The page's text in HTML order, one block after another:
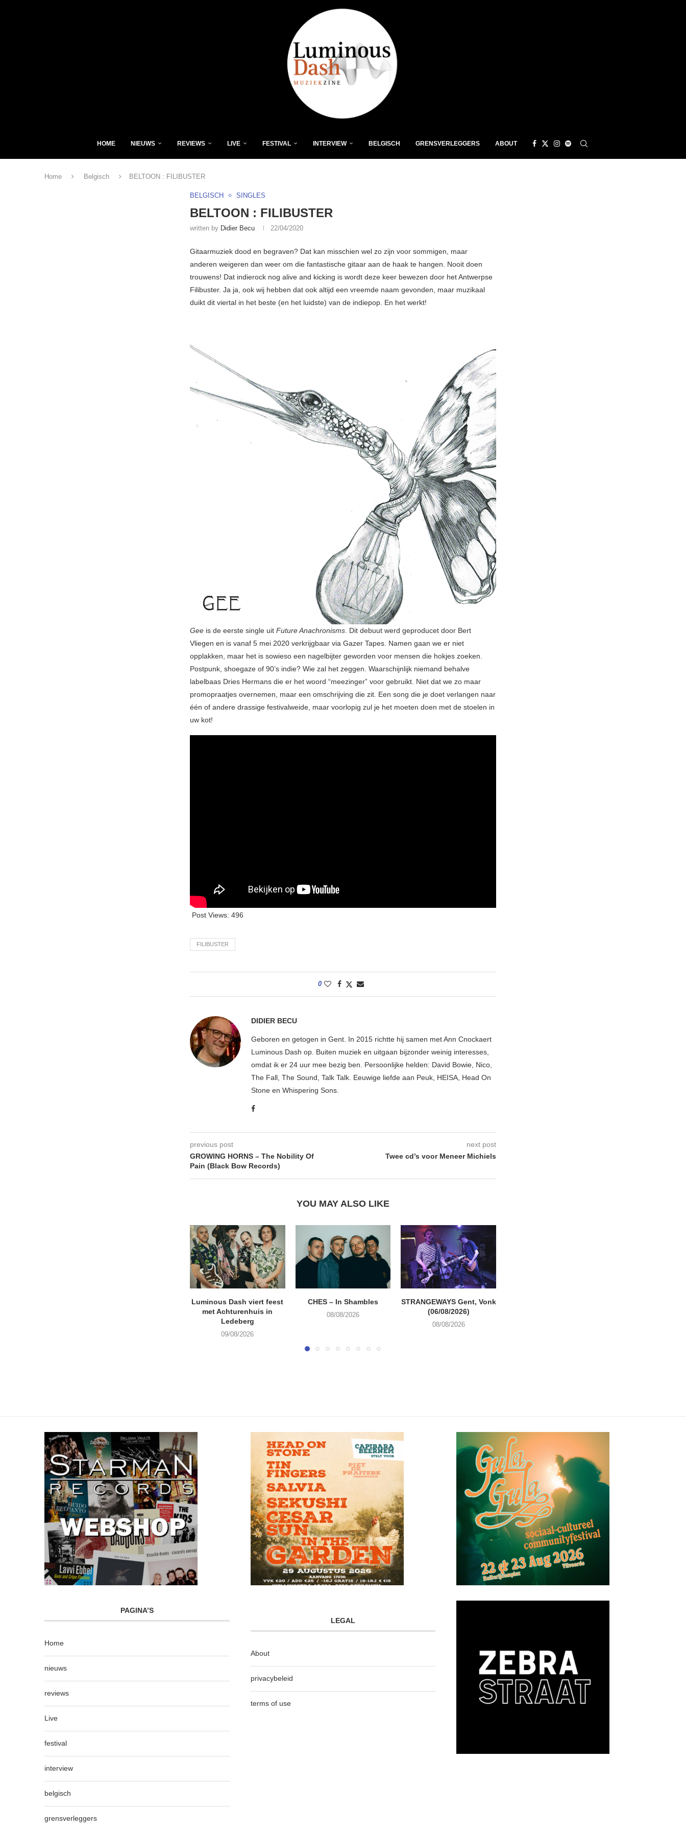
HOME NIEUWS REVIEWS LIVE FESTIVAL INTERVIEW BELGISCH GRENSVERLEGGERS ABOUT
Home Belgisch BELTOON : FILIBUSTER
BELGISCH SINGLES
BELTOON : FILIBUSTER
written by Didier Becu 22/04/2020
Gitaarmuziek dood en begraven? Dat kan misschien wel zo zijn voor sommigen, maar
anderen weigeren dan weer om die fantastische gitaar aan de haak te hangen. Nooit doen
trouwens! Dat indierock nog alive and kicking is wordt deze keer bewezen door het Antwerpse
Filibuster. Ja ja, ook wij hebben dat ook altijd een vreemde naam gevonden, maar muzikaal
duikt dit viertal in het beste (en het luidste) van de indiepop. En het werkt!
Gee is de eerste single uit Future Anachronisms. Dit debuut werd geproducet door Bert
Vliegen en is vanaf 5 mei 2020 verkrijgbaar via Gazer Tapes. Namen gaan we er niet
opplakken, maar het is sowieso een nagelbijter geworden voor mensen die hokjes zoeken.
Postpunk, shoegaze of 90’s indie? Wie zal het zeggen. Waarschijnlijk niemand behalve
labelbaas Dries Hermans die er het woord “meezinger” voor gebruikt. Niet dat we zo maar
promopraatjes overnemen, maar een omschrijving die zit. Een song die je doet verlangen naar
één of andere drassige festivalweide, maar voorlopig zul je het moeten doen met de stoelen in
uw kot!
Post Views: 496
FILIBUSTER
0
DIDIER BECU
Geboren en getogen in Gent. In 2015 richtte hij samen met Ann Cnockaert
Luminous Dash op. Buiten muziek en uitgaan bijzonder weinig interesses,
omdat ik er 24 uur mee bezig ben. Persoonlijke helden: David Bowie, Nico,
The Fall, The Sound, Talk Talk. Eeuwige liefde aan Peuk, HEISA, Head On
Stone en Whispering Sons.
previous post
GROWING HORNS – The Nobility Of
Pain (Black Bow Records)
next post
Twee cd’s voor Meneer Michiels
YOU MAY ALSO LIKE
Luminous Dash viert feest
met Achturenhuis in
Ledeberg
09/08/2026
CHES – In Shambles
08/08/2026
STRANGEWAYS Gent, Vonk
(06/08/2026)
08/08/2026
PAGINA’S
Home
nieuws
reviews
Live
festival
interview
belgisch
grensverleggers
LEGAL
About
privacybeleid
terms of use